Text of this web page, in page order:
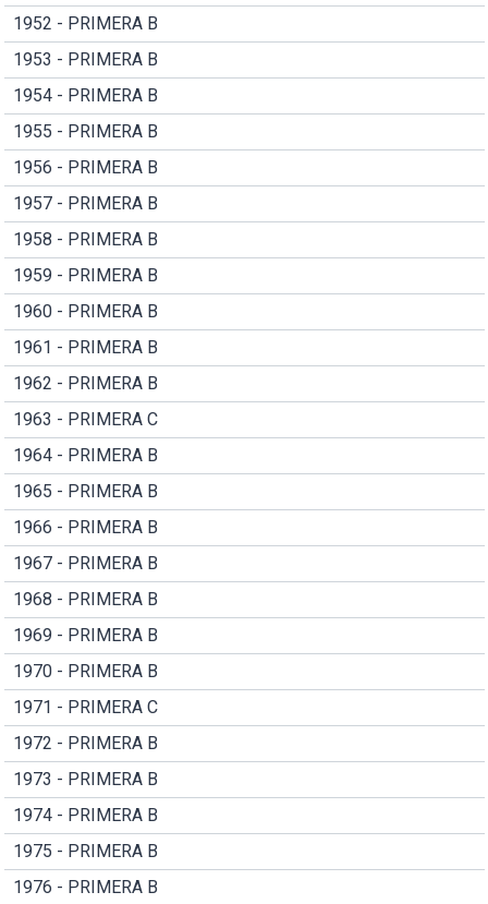
1952 - PRIMERA B
1953 - PRIMERA B
1954 - PRIMERA B
1955 - PRIMERA B
1956 - PRIMERA B
1957 - PRIMERA B
1958 - PRIMERA B
1959 - PRIMERA B
1960 - PRIMERA B
1961 - PRIMERA B
1962 - PRIMERA B
1963 - PRIMERA C
1964 - PRIMERA B
1965 - PRIMERA B
1966 - PRIMERA B
1967 - PRIMERA B
1968 - PRIMERA B
1969 - PRIMERA B
1970 - PRIMERA B
1971 - PRIMERA C
1972 - PRIMERA B
1973 - PRIMERA B
1974 - PRIMERA B
1975 - PRIMERA B
1976 - PRIMERA B